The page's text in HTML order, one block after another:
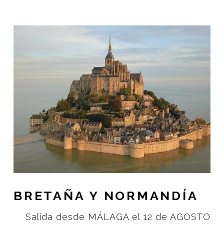
BRETAÑA Y NORMANDÍA
Salida desde MÁLAGA el 12 de AGOSTO